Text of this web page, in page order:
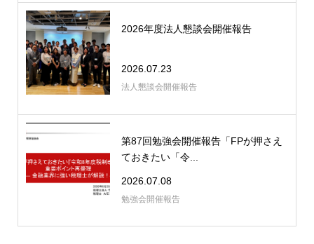
2026年度法人懇談会開催報告
2026.07.23
法人懇談会開催報告
第87回勉強会開催報告「FPが押さえ
ておきたい「令...
2026.07.08
勉強会開催報告